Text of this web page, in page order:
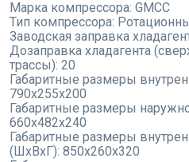
Марка компрессора: GMCC
Тип компрессора:
Заводская заправка
Дозаправка хладагента
трассы): 20
Габаритные размеры
790x255x200
Габаритные размеры
660x482x240
Габаритные размеры
(ШxВxГ): 850x260x320